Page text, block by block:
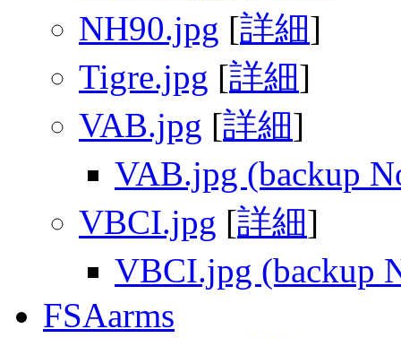
NH90.jpg [詳細]
Tigre.jpg [詳細]
VAB.jpg [詳細]
VAB.jpg (backup
VBCI.jpg [詳細]
VBCI.jpg (backup
FSAarms